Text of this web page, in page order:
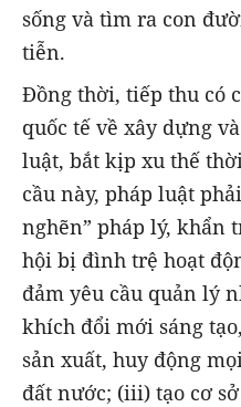
sống và tìm ra con
tiễn.
Đồng thời, tiếp thu có
quốc tế về xây dựng
luật, bắt kịp xu thế
cầu này, pháp luật
nghẽn” pháp lý, khẩn
hội bị đình trệ hoạt
đảm yêu cầu quản lý
khích đổi mới sáng
sản xuất, huy động
đất nước; (iii) tạo cơ